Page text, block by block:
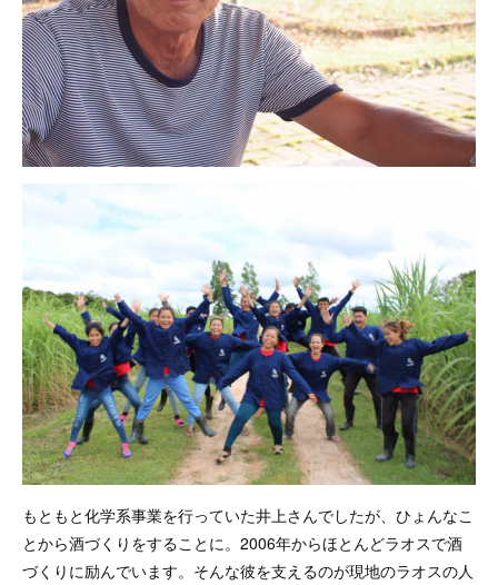
もともと化学系事業を行っていた井上さんでしたが、ひょんなこ
とから酒づくりをすることに。2006年からほとんどラオスで酒
づくりに励んでいます。そんな彼を支えるのが現地のラオスの人